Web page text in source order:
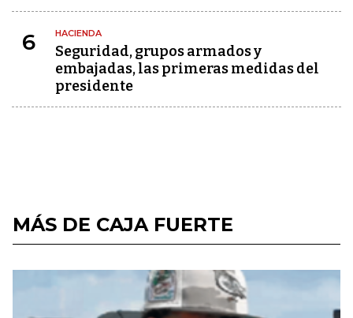
6 HACIENDA
Seguridad, grupos armados y
embajadas, las primeras medidas del
presidente
MÁS DE CAJA FUERTE